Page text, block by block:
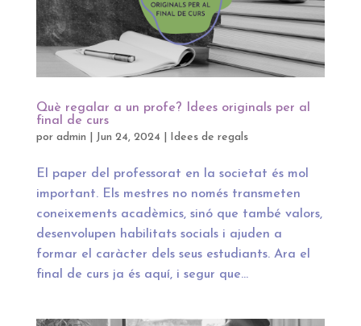
Què regalar a un profe? Idees originals per al
final de curs
por admin Jun 24, 2024| Idees de regals
El paper del professorat en la societat és mol
important. Els mestres no només transmeten
coneixements acadèmics, sinó que també valors,
desenvolupen habilitats socials i ajuden a
formar el caràcter dels seus estudiants. Ara el
final de curs ja és aquí, i segur que...